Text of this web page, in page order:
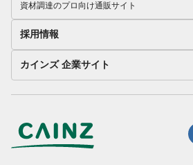
資材調達のプロ向け通販サイト
採用情報
カインズ 企業サイト